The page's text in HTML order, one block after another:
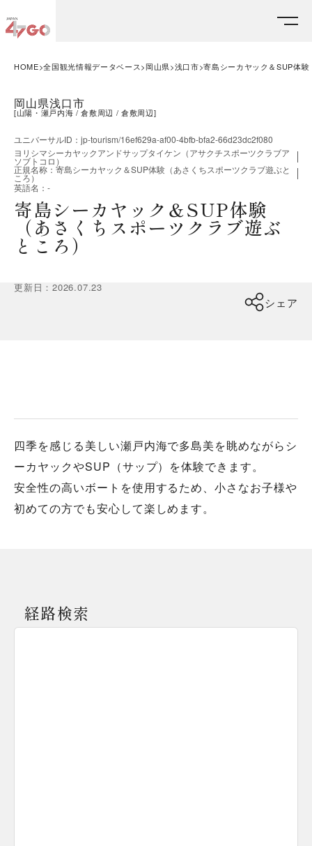
HOME 全国観光情報データベース 岡山県 浅口市 寄島シーカヤック＆SUP体
岡山県浅口市
[山陽・瀬戸内海 倉敷周辺 倉敷周辺]
ユニバーサルID ： jp-tourism/16ef629a-af00-4bfb-bfa2-66d23dc2f080
ヨリシマシーカヤックアンドサップタイケン（アサクチスポーツクラブア
ソブトコロ）
正規名称 ： 寄島シーカヤック＆SUP体験（あさくちスポーツクラブ遊ぶと
ころ）
英語名 ： -
寄島シーカヤック＆SUP体験
（あさくちスポーツクラブ遊ぶ
ところ）
更新日 ：2026.07.23
シェア
四季を感じる美しい瀬戸内海で多島美を眺めながらシ
ーカヤックやSUP（サップ）を体験できます。
安全性の高いボートを使用するため、小さなお子様や
初めての方でも安心して楽しめます。
経路検索